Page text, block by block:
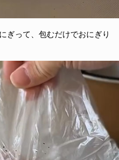
ぎって、包むだけでおにぎり